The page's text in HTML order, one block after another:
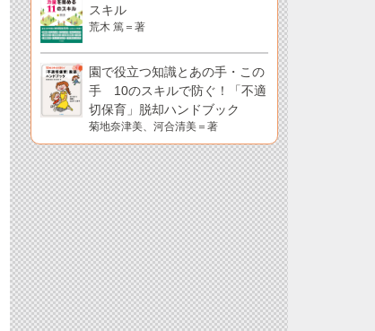
スキル
荒木 篤＝著
園で役立つ知識とあの手・この
手 10のスキルで防ぐ！「不適
切保育」脱却ハンドブック
菊地奈津美、河合清美＝著